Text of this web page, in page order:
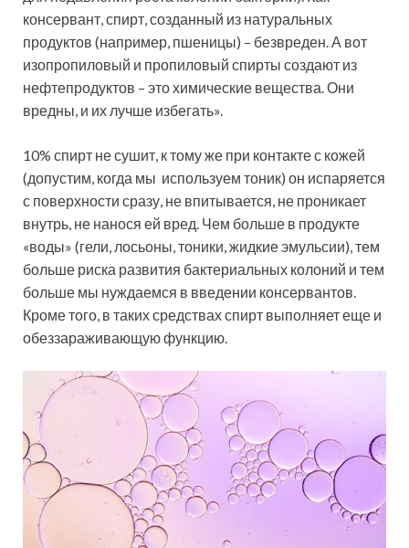
консервант, спирт, созданный из натуральных
продуктов (например, пшеницы) – безвреден. А вот
изопропиловый и пропиловый спирты создают из
нефтепродуктов – это химические вещества. Они
вредны, и их лучше избегать».
10% спирт не сушит, к тому же при контакте с кожей
(допустим, когда мы используем тоник) он испаряется
с поверхности сразу, не впитывается, не проникает
внутрь, не нанося ей вред. Чем больше в продукте
«воды» (гели, лосьоны, тоники, жидкие эмульсии), тем
больше риска развития бактериальных колоний и тем
больше мы нуждаемся в введении консервантов.
Кроме того, в таких средствах спирт выполняет еще и
обеззараживающую функцию.